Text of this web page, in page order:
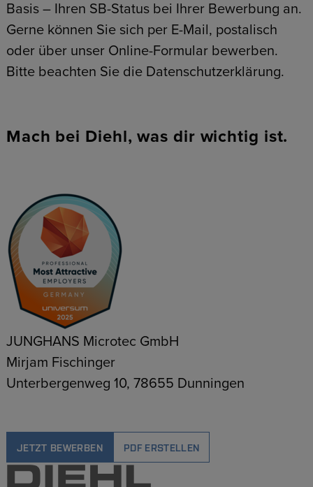
Basis – Ihren SB-Status bei Ihrer Bewerbung an.
Gerne können Sie sich per E-Mail, postalisch
oder über unser Online-Formular bewerben.
Bitte beachten Sie die Datenschutzerklärung.
Mach bei Diehl, was dir wichtig ist.
JUNGHANS Microtec GmbH
Mirjam Fischinger
Unterbergenweg 10, 78655 Dunningen
JETZT BEWERBEN PDF ERSTELLEN